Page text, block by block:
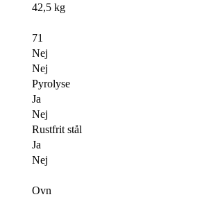
42,5 kg
71
Nej
Nej
Pyrolyse
Ja
Nej
Rustfrit stål
Ja
Nej
Ovn